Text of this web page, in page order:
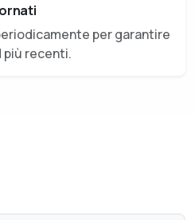
per garantire
più recenti.